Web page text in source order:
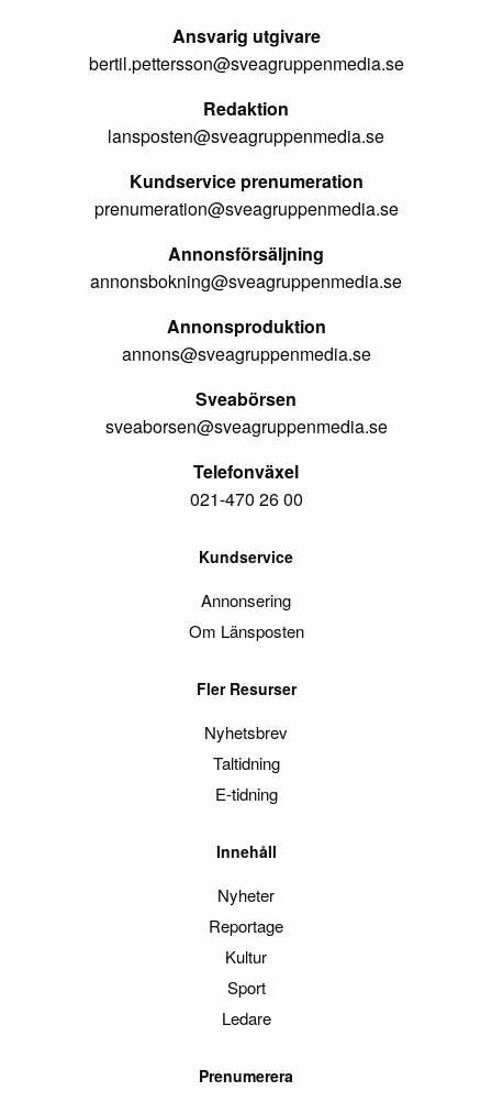
Ansvarig utgivare
bertil.pettersson@sveagruppenmedia.se
Redaktion
lansposten@sveagruppenmedia.se
Kundservice prenumeration
prenumeration@sveagruppenmedia.se
Annonsförsäljning
annonsbokning@sveagruppenmedia.se
Annonsproduktion
annons@sveagruppenmedia.se
Sveabörsen
sveaborsen@sveagruppenmedia.se
Telefonväxel
021-470 26 00
Kundservice
Annonsering
Om Länsposten
Fler Resurser
Nyhetsbrev
Taltidning
E-tidning
Innehåll
Nyheter
Reportage
Kultur
Sport
Ledare
Prenumerera